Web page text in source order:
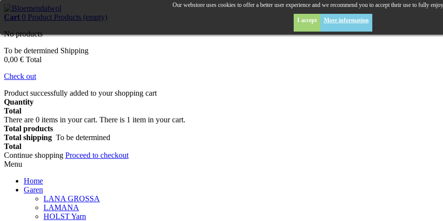
Cart 0 Product Products (empty)
No products
To be determined Shipping
0,00 € Total
Check out
Product successfully added to your shopping cart
Quantity
Total
There are 0 items in your cart. There is 1 item in your cart.
Total products
Total shipping To be determined
Total
Continue shopping Proceed to checkout
Menu
Home
Garen
LANA GROSSA
LAMANA
HOLST Yarn
Our webstore uses cookies to offer a better user experience and we recommend you to accept their use to fully
I accept More information